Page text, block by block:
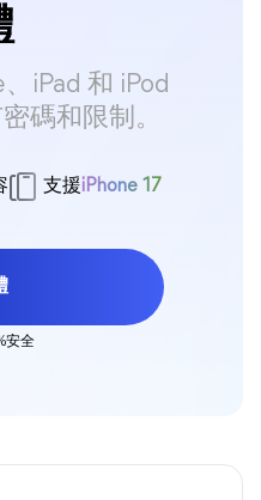
iPad 和 iPod
碼和限制。
支援iPhone 17
安全